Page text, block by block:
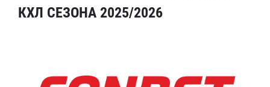
КХЛ СЕЗОНА 2025/2026